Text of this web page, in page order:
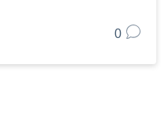
0